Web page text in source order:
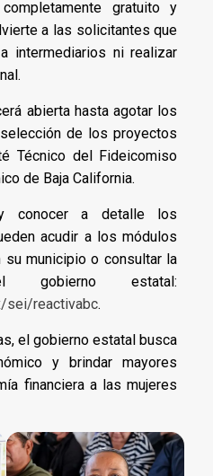
gratuito y
a las solicitantes que
intermediarios ni realizar
abierta hasta agotar los
de los proyectos
Técnico del Fideicomiso
de Baja California.
conocer a detalle los
acudir a los módulos
su municipio o consultar la
gobierno estatal:
sei/reactivabc.
el gobierno estatal busca
y brindar mayores
financiera a las mujeres